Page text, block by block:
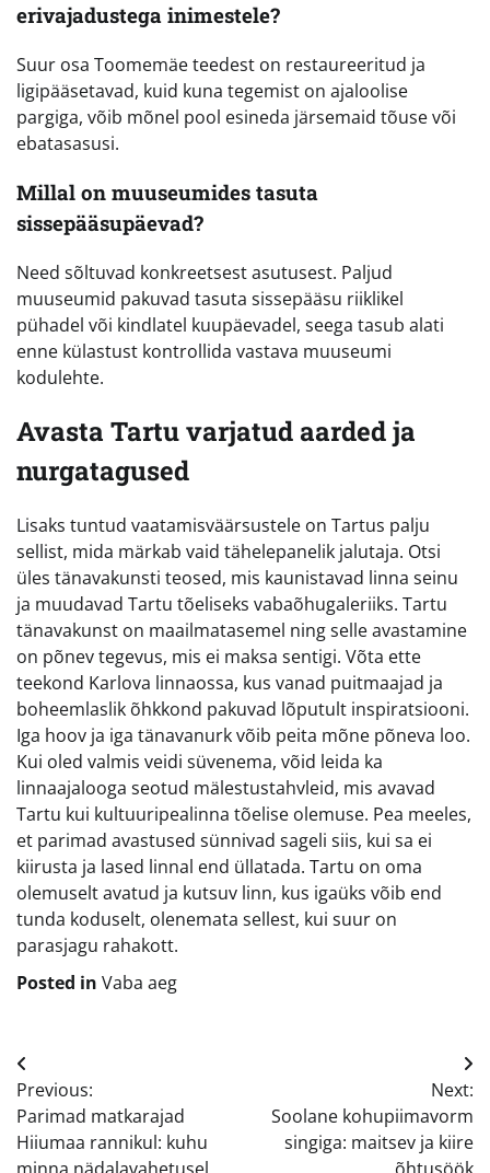
erivajadustega inimestele?
Suur osa Toomemäe teedest on restaureeritud ja
ligipääsetavad, kuid kuna tegemist on ajaloolise
pargiga, võib mõnel pool esineda järsemaid tõuse või
ebatasasusi.
Millal on muuseumides tasuta
sissepääsupäevad?
Need sõltuvad konkreetsest asutusest. Paljud
muuseumid pakuvad tasuta sissepääsu riiklikel
pühadel või kindlatel kuupäevadel, seega tasub alati
enne külastust kontrollida vastava muuseumi
kodulehte.
Avasta Tartu varjatud aarded ja
nurgatagused
Lisaks tuntud vaatamisväärsustele on Tartus palju
sellist, mida märkab vaid tähelepanelik jalutaja. Otsi
üles tänavakunsti teosed, mis kaunistavad linna seinu
ja muudavad Tartu tõeliseks vabaõhugaleriiks. Tartu
tänavakunst on maailmatasemel ning selle avastamine
on põnev tegevus, mis ei maksa sentigi. Võta ette
teekond Karlova linnaossa, kus vanad puitmaajad ja
boheemlaslik õhkkond pakuvad lõputult inspiratsiooni.
Iga hoov ja iga tänavanurk võib peita mõne põneva loo.
Kui oled valmis veidi süvenema, võid leida ka
linnaajalooga seotud mälestustahvleid, mis avavad
Tartu kui kultuuripealinna tõelise olemuse. Pea meeles,
et parimad avastused sünnivad sageli siis, kui sa ei
kiirusta ja lased linnal end üllatada. Tartu on oma
olemuselt avatud ja kutsuv linn, kus igaüks võib end
tunda koduselt, olenemata sellest, kui suur on
parasjagu rahakott.
Posted in Vaba aeg
Navigeerimine
Previous:
Parimad matkarajad
Hiiumaa rannikul: kuhu
Next:
Soolane kohupiimavorm
singiga: maitsev ja kiire